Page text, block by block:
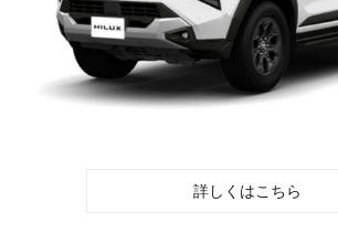
詳しくはこちら